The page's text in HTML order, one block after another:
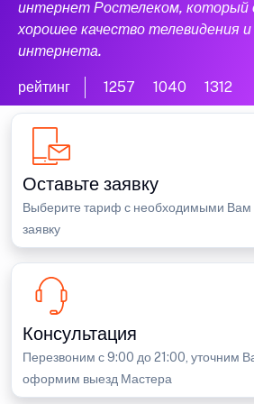
интернет Ростелеком, который
хорошее качество телевидения
интернета.
рейтинг 1257 1040 1312
Оставьте заявку
Выберите тариф с необходимыми Вам
заявку
Консультация
Перезвоним с 9:00 до 21:00, уточним
оформим выезд Мастера